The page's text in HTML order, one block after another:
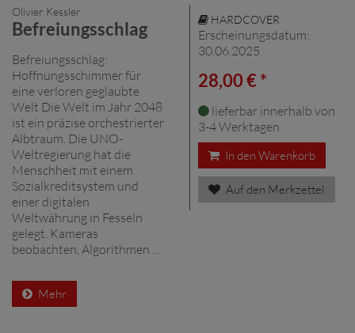
Olivier Kessler
Befreiungsschlag
Befreiungsschlag:
Hoffnungsschimmer für
eine verloren geglaubte
Welt Die Welt im Jahr 2048
ist ein präzise orchestrierter
Albtraum. Die UNO-
Weltregierung hat die
Menschheit mit einem
Sozialkreditsystem und
einer digitalen
Weltwährung in Fesseln
gelegt. Kameras
beobachten, Algorithmen ...
Mehr
HARDCOVER
Erscheinungsdatum:
30.06.2025
28,00 € *
lieferbar innerhalb von
3-4 Werktagen
In den Warenkorb
Auf den Merkzettel